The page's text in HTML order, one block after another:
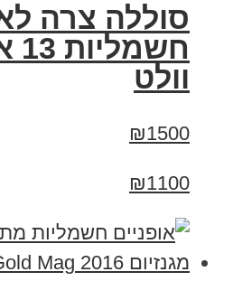
סוללה צרה
וולט
₪1500
₪1100